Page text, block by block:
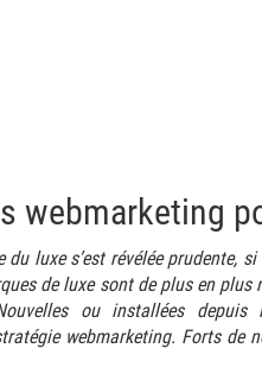
webmarketing
luxe s’est révélée prudente,
de luxe sont de plus en
ou installées depuis
webmarketing. Forts de